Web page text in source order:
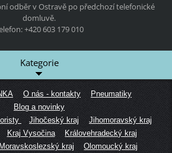
odběr v Ostravě po předchozí telefonické
domluvě.
+420 603 179 010
Kategorie
O nás - kontakty
Pneumatiky
Blog a novinky
Jihočeský kraj
Jihomoravský kraj
Kraj Vysočina
Královehradecký kraj
kraj Olomoucký kraj